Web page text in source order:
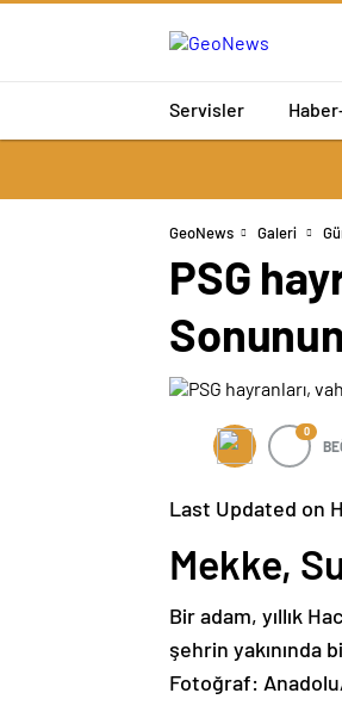
Servisler
GeoNews Galeri
PSG
0
Last Updated on
Mekke,
Bir adam, yıllık
şehrin yakınında
Fotoğraf: